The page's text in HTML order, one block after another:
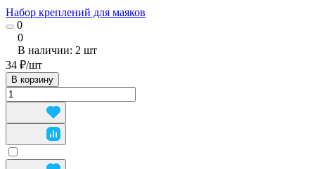
Набор креплений для маяков
0
0
В наличии: 2 шт
34 ₽/шт
В корзину